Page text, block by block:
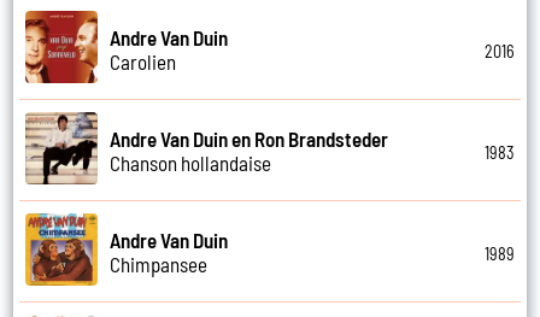
Andre Van Duin
Carolien
2016
Andre Van Duin en Ron Brandsteder
Chanson hollandaise
1983
Andre Van Duin
Chimpansee
1989